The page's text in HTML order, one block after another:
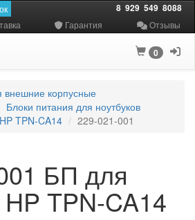
8 929 549 8088
Гарантия Отзывы
0
внешние корпусные
Блоки питания для ноутбуков
TPN-CA14
229-021-001
БП для
HP TPN-CA14